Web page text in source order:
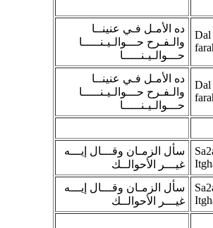
ده الأمـل فـي عنينــا
والـفـرح حـــوالـيـنـــــا
حـــوالـيـنـــــا
Dal
ده الأمـل فـي عنينــا
والـفـرح حـــوالـيـنـــــا
حـــوالـيـنـــــا
Dal
سأل الزمـان وقـــال إيـــه
غيـــر الأحوالــك
سأل الزمـان وقـــال إيـــه
غيـــر الأحوالــك